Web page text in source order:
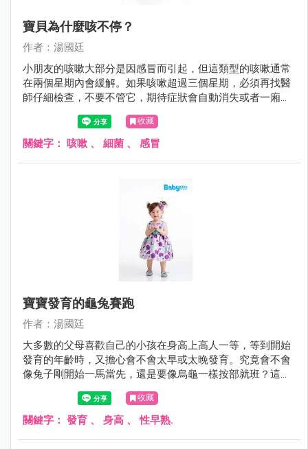
寶貝為什麼咳不停？
作者：湯國廷
小朋友的咳嗽大部分是因感冒而引起，但這類型的咳嗽通常
在兩個星期內會緩解。如果咳嗽超過三個星期，必須再找醫
師仔細檢查，不要不管它，期待症狀會自動消失或者一廂情
願的沿用舊的感冒藥。
收藏
關鍵字： 咳嗽 、 細菌 、 感冒
寶寶發育的龜兔賽跑
作者：湯國廷
大多數的父母喜歡自己的小孩在身高上高人一等，等到開始
發育的年齡時，又擔心會不會太早或太晚發育。究竟會不會
像兔子剛開始一馬當先，還是要像烏龜一樣按部就班？這個
問題時常困擾著父母。
收藏
關鍵字： 發育 、 身高 、性早熟.